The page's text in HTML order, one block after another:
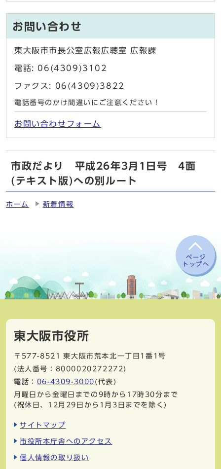
お問い合わせ
東大阪市市長公室広報広聴室 広報課
電話: 06(4309)3102
ファクス: 06(4309)3822
電話番号のかけ間違いにご注意ください！
お問い合わせフォーム
市政だより 平成26年3月1日号 4面
(テキスト版)への別ルート
ホーム 新着情報
ページ
トップへ
東大阪市役所
〒577-8521
東大阪市荒本北一丁目1番1号
(法人番号：8000020272272)
電話： 06-4309-3000 (代表)
月曜日から金曜日までの9時から17時30分まで
(祝休日、12月29日から1月3日までを除く)
サイトマップ
市役所本庁舎へのアクセス
個人情報の取り扱い